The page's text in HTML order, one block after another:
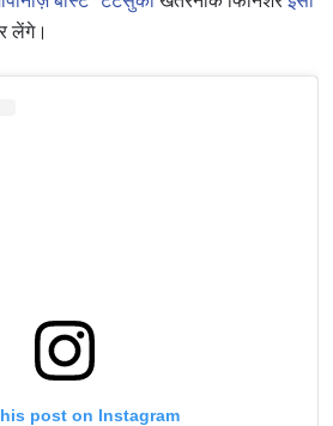
लेंगे।
post on Instagram